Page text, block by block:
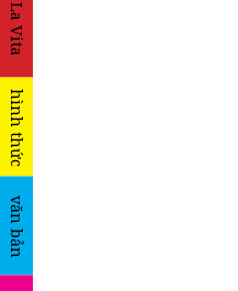
La Vita
hình thức
văn bản